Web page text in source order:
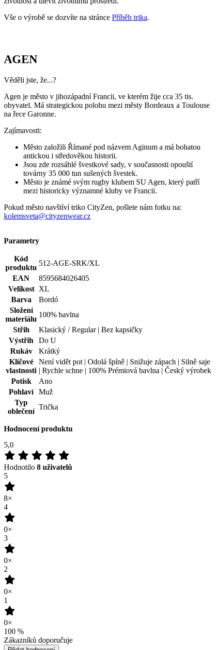
Vše o výrobě se dozvíte na stránce Příběh trika.
AGEN
Věděli jste, že...?
Agen je město v jihozápadní Francii, ve kterém žije cca 35 tis.
obyvatel. Má strategickou polohu mezi městy Bordeaux a Toulouse
na řece Garonne.
Zajímavosti:
Město založili Římané pod názvem Aginum a má bohatou
antickou i středověkou historii.
Jsou zde rozsáhlé švestkové sady, v současnosti opouští
továrny 35 000 tun sušených švestek.
Město je známé svým rugby klubem SU Agen, který patří
mezi historicky významné kluby ve Francii.
Pokud město navštíví triko CityZen, pošlete nám fotku na:
kolemsveta@cityzenwear.cz
Parametry
Kód
produktu
512-AGE-SRK/XL
EAN
8595684026405
Velikost
XL
Barva
Bordó
Složení
materiálu
100% bavlna
Střih
Klasický / Regular | Bez kapsičky
Výstřih
Do U
Rukáv
Krátký
Klíčové
vlastnosti
Není vidět pot | Odolá špíně | Snižuje zápach | Silně saje
| Rychle schne | 100% Prémiová bavlna | Český výrobek
Potisk
Ano
Pohlaví
Muž
Typ
oblečení
Trička
Hodnocení produktu
5,0
Hodnotilo 8 uživatelů
5
8×
4
0×
3
0×
2
0×
1
0×
100 %
Zákazníků doporučuje